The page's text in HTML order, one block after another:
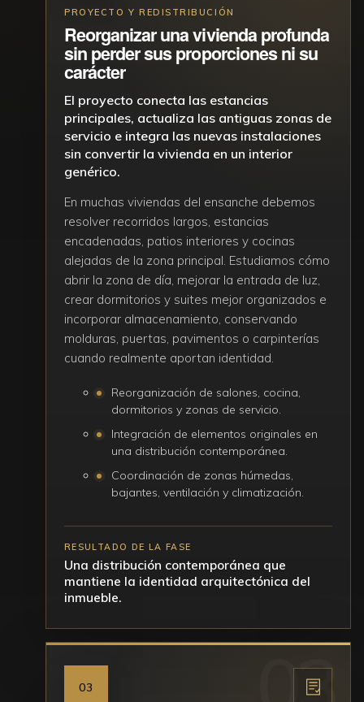
PROYECTO Y REDISTRIBUCIÓN
Reorganizar una vivienda profunda
sin perder sus proporciones ni su
carácter
El proyecto conecta las estancias
principales, actualiza las antiguas zonas de
servicio e integra las nuevas instalaciones
sin convertir la vivienda en un interior
genérico.
En muchas viviendas del ensanche debemos
resolver recorridos largos, estancias
encadenadas, patios interiores y cocinas
alejadas de la zona principal. Estudiamos cómo
abrir la zona de día, mejorar la entrada de luz,
crear dormitorios y suites mejor organizados e
incorporar almacenamiento, conservando
molduras, puertas, pavimentos o carpinterías
cuando realmente aportan identidad.
Reorganización de salones, cocina,
dormitorios y zonas de servicio.
Integración de elementos originales en
una distribución contemporánea.
Coordinación de zonas húmedas,
bajantes, ventilación y climatización.
RESULTADO DE LA FASE
Una distribución contemporánea que
mantiene la identidad arquitectónica del
inmueble.
03